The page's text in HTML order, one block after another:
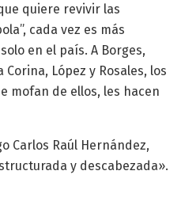
quiere revivir las
cada vez es más
en el país. A Borges,
López y Rosales, los
mofan de ellos, les hacen
Carlos Raúl Hernández,
y descabezada».